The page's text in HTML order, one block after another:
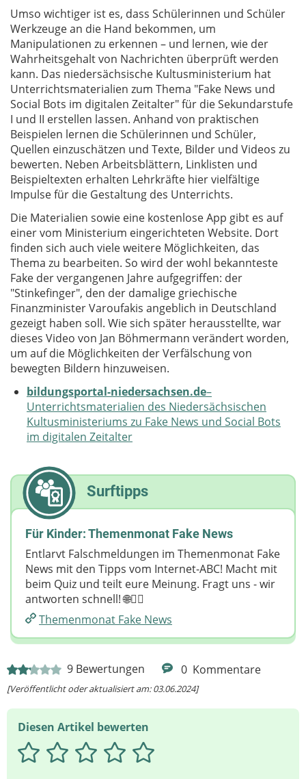
Umso wichtiger ist es, dass Schülerinnen und Schüler
Werkzeuge an die Hand bekommen, um
Manipulationen zu erkennen – und lernen, wie der
Wahrheitsgehalt von Nachrichten überprüft werden
kann. Das niedersächsische Kultusministerium hat
Unterrichtsmaterialien zum Thema "Fake News und
Social Bots im digitalen Zeitalter" für die Sekundarstufe
I und II erstellen lassen. Anhand von praktischen
Beispielen lernen die Schülerinnen und Schüler,
Quellen einzuschätzen und Texte, Bilder und Videos zu
bewerten. Neben Arbeitsblättern, Linklisten und
Beispieltexten erhalten Lehrkräfte hier vielfältige
Impulse für die Gestaltung des Unterrichts.
Die Materialien sowie eine kostenlose App gibt es auf
einer vom Ministerium eingerichteten Website. Dort
finden sich auch viele weitere Möglichkeiten, das
Thema zu bearbeiten. So wird der wohl bekannteste
Fake der vergangenen Jahre aufgegriffen: der
"Stinkefinger", den der damalige griechische
Finanzminister Varoufakis angeblich in Deutschland
gezeigt haben soll. Wie sich später herausstellte, war
dieses Video von Jan Böhmermann verändert worden,
um auf die Möglichkeiten der Verfälschung von
bewegten Bildern hinzuweisen.
bildungsportal-niedersachsen.de–
Unterrichtsmaterialien des Niedersächsischen
Kultusministeriums zu Fake News und Social Bots
im digitalen Zeitalter
9 Bewertungen 0 Kommentare
[Veröffentlicht oder aktualisiert am: 03.06.2024]
Diesen Artikel bewerten
Surftipps
Für Kinder: Themenmonat Fake News
Entlarvt Falschmeldungen im Themenmonat Fake
News mit den Tipps vom Internet-ABC! Macht mit
beim Quiz und teilt eure Meinung. Fragt uns - wir
antworten schnell! 🌐🕵️‍♀️
Themenmonat Fake News